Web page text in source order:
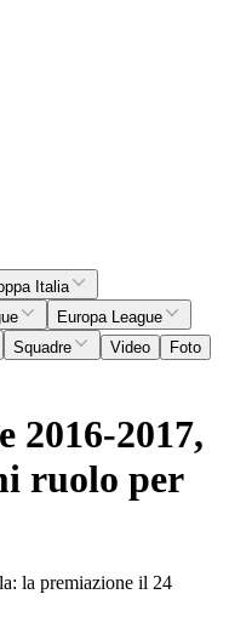
Italia
Europa League
Squadre Video
Foto
2016-2017,
ruolo per
la premiazione il 24